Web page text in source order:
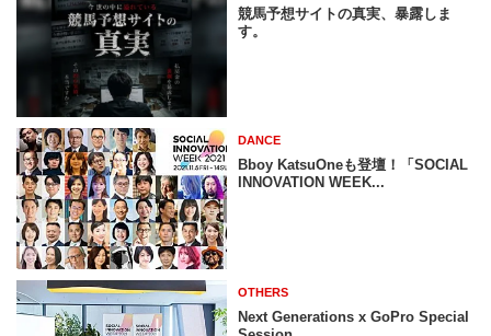
競馬予想サイトの真実、暴露しま
す。
DANCE
Bboy KatsuOneも登壇！「SOCIAL
INNOVATION WEEK...
OTHERS
Next Generations x GoPro Special